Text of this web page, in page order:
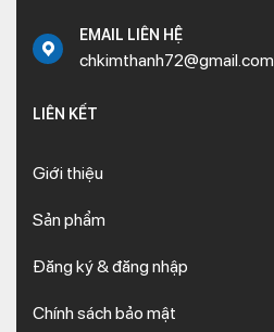
EMAIL LIÊN HỆ
chkimthanh72@gmail.com
LIÊN KẾT
Giới thiệu
Sản phẩm
Đăng ký & đăng nhập
Chính sách bảo mật